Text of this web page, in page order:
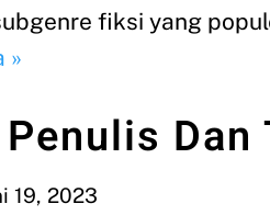
fiksi yang
»
Dan
19, 2023